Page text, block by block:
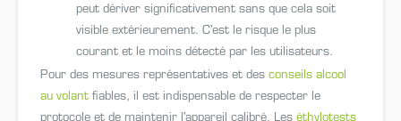
peut dériver significativement sans que cela soit
visible extérieurement. C'est le risque le plus
courant et le moins détecté par les utilisateurs.
Pour des mesures représentatives et des conseils alcool
au volant fiables, il est indispensable de respecter le
protocole et de maintenir l'appareil calibré. Les éthylotests